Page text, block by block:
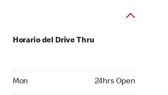
Horario del Drive Thru
Mon 24hrs Open